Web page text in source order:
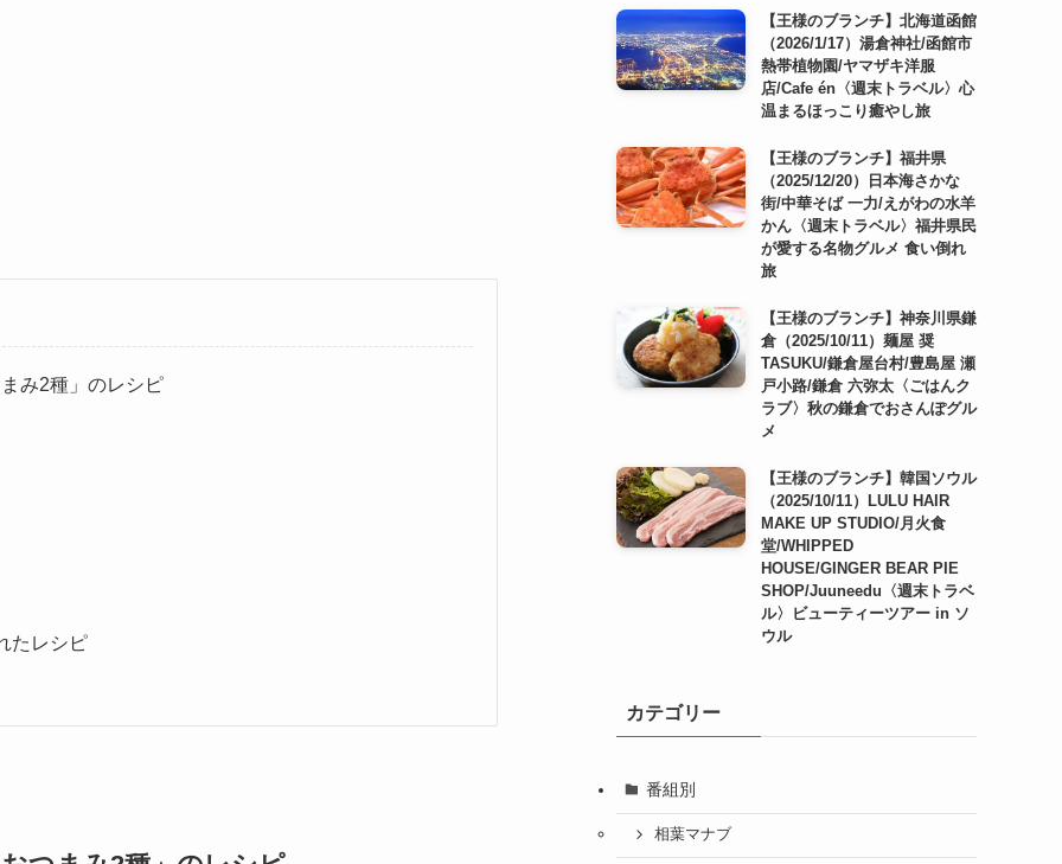
み2種」のレシピ
たレシピ
【王様のブランチ】北海道函館
（2026/1/17）湯倉神社/函館市
熱帯植物園/ヤマザキ洋服
店/Cafe én〈週末トラベル〉心
温まるほっこり癒やし旅
【王様のブランチ】福井県
（2025/12/20）日本海さかな
街/中華そば 一力/えがわの水羊
かん〈週末トラベル〉福井県民
が愛する名物グルメ 食い倒れ
旅
【王様のブランチ】神奈川県鎌
倉（2025/10/11）麺屋 奨
TASUKU/鎌倉屋台村/豊島屋 瀬
戸小路/鎌倉 六弥太〈ごはんク
ラブ〉秋の鎌倉でおさんぽグル
メ
【王様のブランチ】韓国ソウル
（2025/10/11）LULU HAIR
MAKE UP STUDIO/月火食
堂/WHIPPED
HOUSE/GINGER BEAR PIE
SHOP/Juuneedu〈週末トラベ
ル〉ビューティーツアー in ソ
ウル
カテゴリー
番組別
相葉マナブ